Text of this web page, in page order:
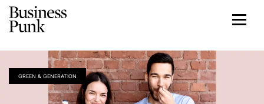
GREEN & GENERATION